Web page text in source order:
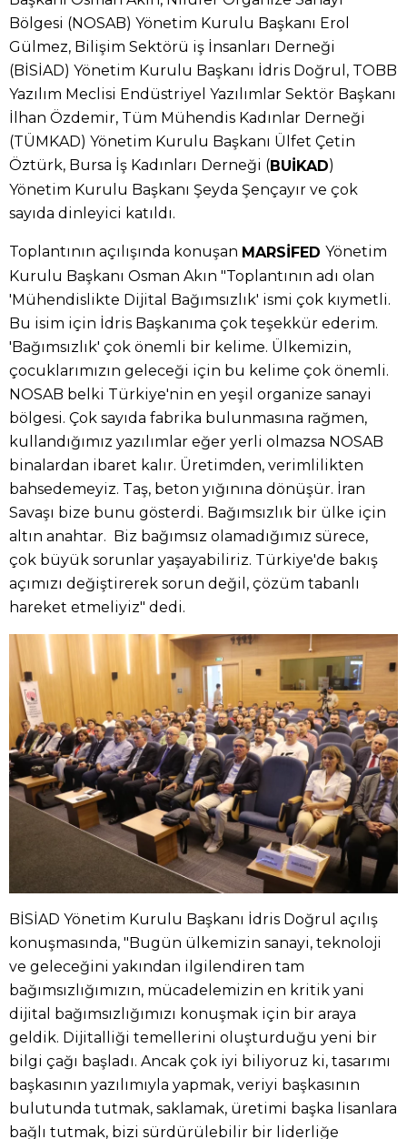
Bölgesi (NOSAB) Yönetim Kurulu Başkanı Erol
Gülmez, Bilişim Sektörü iş İnsanları Derneği
(BİSİAD) Yönetim Kurulu Başkanı İdris Doğrul, TOBB
Yazılım Meclisi Endüstriyel Yazılımlar Sektör Başkanı
İlhan Özdemir, Tüm Mühendis Kadınlar Derneği
(TÜMKAD) Yönetim Kurulu Başkanı Ülfet Çetin
Öztürk, Bursa İş Kadınları Derneği (BUİKAD)
Yönetim Kurulu Başkanı Şeyda Şençayır ve çok
sayıda dinleyici katıldı.
Toplantının açılışında konuşan MARSİFED Yönetim
Kurulu Başkanı Osman Akın "Toplantının adı olan
'Mühendislikte Dijital Bağımsızlık' ismi çok kıymetli.
Bu isim için İdris Başkanıma çok teşekkür ederim.
'Bağımsızlık' çok önemli bir kelime. Ülkemizin,
çocuklarımızın geleceği için bu kelime çok önemli.
NOSAB belki Türkiye'nin en yeşil organize sanayi
bölgesi. Çok sayıda fabrika bulunmasına rağmen,
kullandığımız yazılımlar eğer yerli olmazsa NOSAB
binalardan ibaret kalır. Üretimden, verimlilikten
bahsedemeyiz. Taş, beton yığınına dönüşür. İran
Savaşı bize bunu gösterdi. Bağımsızlık bir ülke için
altın anahtar. Biz bağımsız olamadığımız sürece,
çok büyük sorunlar yaşayabiliriz. Türkiye'de bakış
açımızı değiştirerek sorun değil, çözüm tabanlı
hareket etmeliyiz" dedi.
BİSİAD Yönetim Kurulu Başkanı İdris Doğrul açılış
konuşmasında, "Bugün ülkemizin sanayi, teknoloji
ve geleceğini yakından ilgilendiren tam
bağımsızlığımızın, mücadelemizin en kritik yani
dijital bağımsızlığımızı konuşmak için bir araya
geldik. Dijitalliği temellerini oluşturduğu yeni bir
bilgi çağı başladı. Ancak çok iyi biliyoruz ki, tasarımı
başkasının yazılımıyla yapmak, veriyi başkasının
bulutunda tutmak, saklamak, üretimi başka lisanlara
bağlı tutmak, bizi sürdürülebilir bir liderliğe